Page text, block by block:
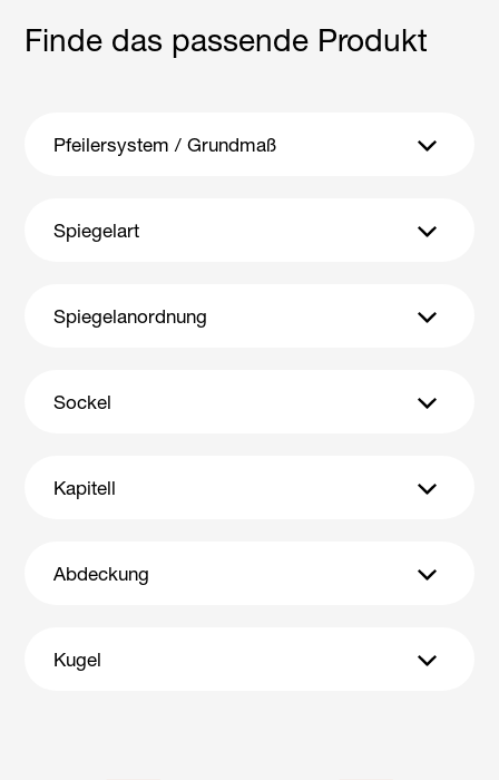
Finde das passende Produkt